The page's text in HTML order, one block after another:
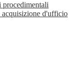
d'ufficio